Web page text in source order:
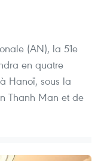
(AN), la 51e
en quatre
Hanoï, sous la
Thanh Man et de